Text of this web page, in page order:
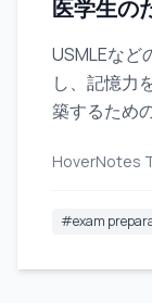
医学生の
USMLEなど
し、記憶力
築するため
HoverNotes
#exam